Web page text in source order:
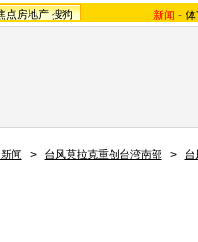
点房地产 搜狗 新闻 -
闻 > 台风莫拉克重创台湾南部 > 台